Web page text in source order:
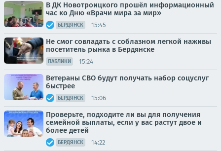
В ДК Новотроицкого прошёл информационный
час ко Дню «Врачи мира за мир»
БЕРДЯНСК 15:45
Не смог совладать с соблазном легкой наживы
посетитель рынка в Бердянске
ПАБЛИКИ 15:24
Ветераны СВО будут получать набор соцуслуг
быстрее
БЕРДЯНСК 15:06
Проверьте, подходите ли вы для получения
семейной выплаты, если у вас растут двое и
более детей
БЕРДЯНСК 14:22